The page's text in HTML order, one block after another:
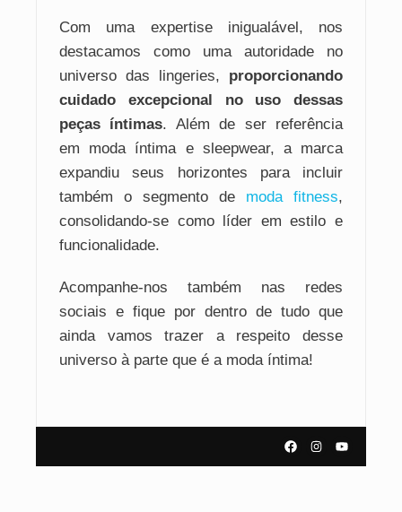
Com uma expertise inigualável, nos
destacamos como uma autoridade no
universo das lingeries, proporcionando
cuidado excepcional no uso dessas
peças íntimas. Além de ser referência
em moda íntima e sleepwear, a marca
expandiu seus horizontes para incluir
também o segmento de moda fitness,
consolidando-se como líder em estilo e
funcionalidade.
Acompanhe-nos também nas redes
sociais e fique por dentro de tudo que
ainda vamos trazer a respeito desse
universo à parte que é a moda íntima!